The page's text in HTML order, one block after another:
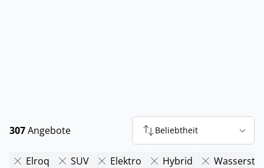
307Angebote Beliebtheit
Elroq SUV Elektro Hybrid